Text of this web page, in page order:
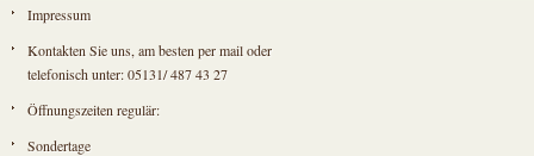
Impressum
Kontakten Sie uns, am besten per mail oder
telefonisch unter: 05131/ 487 43 27
Öffnungszeiten regulär:
Sondertage